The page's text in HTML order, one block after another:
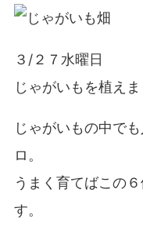
３/２７水曜日
じゃがいもを植えま
じゃがいもの中で
ロ。
うまく育てばこの
す。